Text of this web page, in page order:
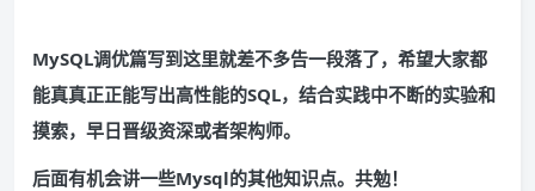
MySQL调优篇写到这里就差不多告一段落了，希望大家都
能真真正正能写出高性能的SQL，结合实践中不断的实验和
摸索，早日晋级资深或者架构师。
后面有机会讲一些Mysql的其他知识点。共勉！